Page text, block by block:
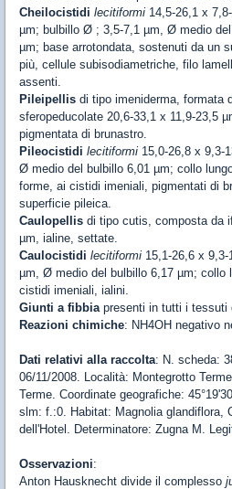
Cheilocistidi lecitiformi 14,5-26,1 x
µm; bulbillo Ø ; 3,5-7,1 µm, Ø medio
µm; base arrotondata, sostenuti da un
più, cellule subisodiametriche, filo
assenti.
Pileipellis di tipo imeniderma, formata
sferopeducolate 20,6-33,1 x 11,9-23,5
pigmentata di brunastro.
Pileocistidi lecitiformi 15,0-26,8 x 9,3-
Ø medio del bulbillo 6,01 µm; collo
forme, ai cistidi imeniali, pigmentati di
superficie pileica.
Caulopellis di tipo cutis, composta da
µm, ialine, settate.
Caulocistidi lecitiformi 15,1-26,6 x
µm, Ø medio del bulbillo 6,17 µm; collo
cistidi imeniali, ialini.
Giunti a fibbia presenti in tutti i tessuti
Reazioni chimiche: NH4OH negativo
Dati relativi alla raccolta: N. scheda:
06/11/2008. Località: Montegrotto
Terme. Coordinate geografiche:
slm: f.:0. Habitat: Magnolia glandiflora,
dell'Hotel. Determinatore: Zugna M.
Osservazioni:
Anton Hausknecht divide il complesso